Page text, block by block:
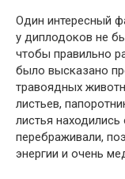
Один интересный
у диплодоков не
чтобы правильно
было высказано
травоядных
листьев,
листья
перебраживали,
энергии и очень